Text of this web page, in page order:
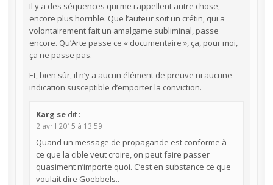
Il y a des séquences qui me rappellent autre chose,
encore plus horrible. Que l’auteur soit un crétin, qui a
volontairement fait un amalgame subliminal, passe
encore. Qu’Arte passe ce « documentaire », ça, pour moi,
ça ne passe pas.
Et, bien sûr, il n’y a aucun élément de preuve ni aucune
indication susceptible d’emporter la conviction.
Karg se dit :
2 avril 2015 à 13:59
Quand un message de propagande est conforme à
ce que la cible veut croire, on peut faire passer
quasiment n’importe quoi. C’est en substance ce que
voulait dire Goebbels..